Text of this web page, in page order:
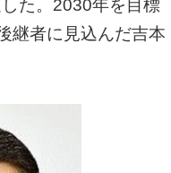
た。2030年を目標
継者に見込んだ吉本